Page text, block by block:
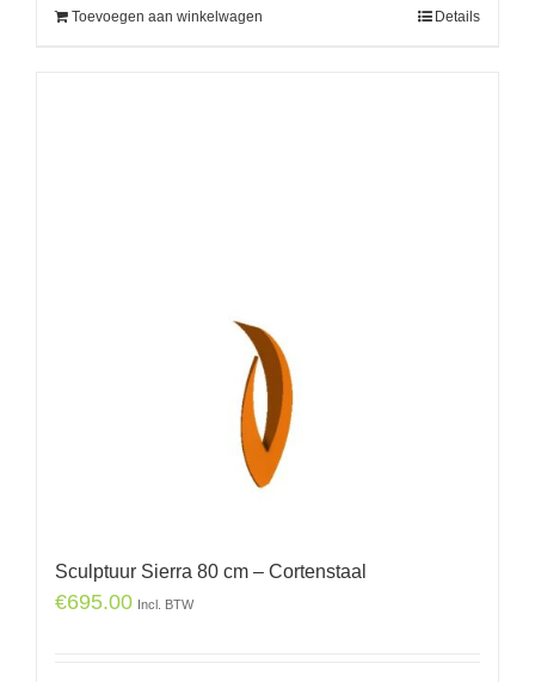
Toevoegen aan winkelwagen Details
Sculptuur Sierra 80 cm – Cortenstaal
€695.00 Incl. BTW